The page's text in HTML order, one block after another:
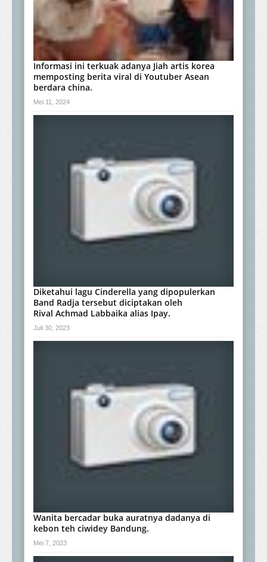
Informasi ini terkuak adanya Jiah artis korea
memposting berita viral di Youtuber Asean
berdara china.
Mei 11, 2024
Diketahui lagu Cinderella yang dipopulerkan
Band Radja tersebut diciptakan oleh
Rival Achmad Labbaika alias Ipay.
Juli 30, 2023
Wanita bercadar buka auratnya dadanya di
kebon teh ciwidey Bandung.
Mei 7, 2023